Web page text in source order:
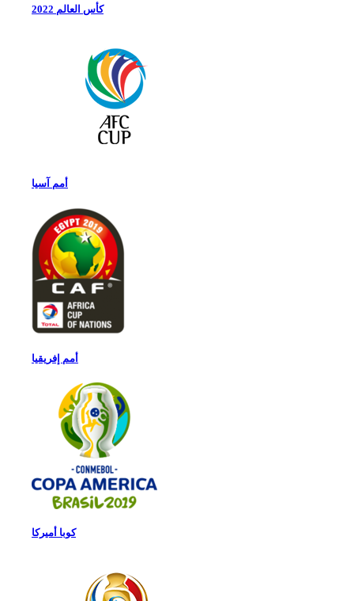
كأس العالم 2022
أمم آسيا
أمم إفريقيا
كوبا أميركا